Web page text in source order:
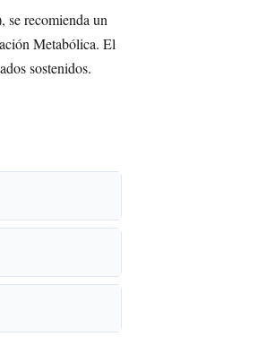
se recomienda un
Metabólica. El
sostenidos.